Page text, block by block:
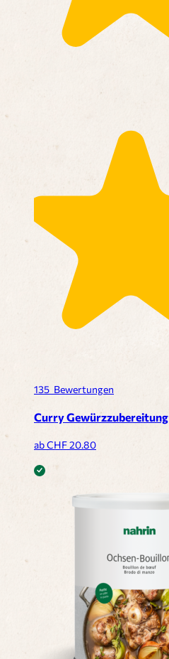
135 Bewertungen
Curry Gewürzzubereitung
ab CHF20.80